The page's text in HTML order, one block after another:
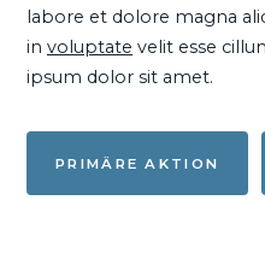
labore et dolore magna
in voluptate velit esse
ipsum dolor sit amet.
PRIMÄRE AKTION